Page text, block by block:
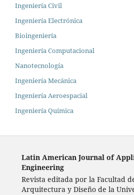
Ingeniería Civil
Ingeniería Electrónica
Bioingeniería
Ingeniería Computacional
Nanotecnología
Ingeniería Mecánica
Ingeniería Aeroespacial
Ingeniería Química
Latin American Journal of
Engineering
Revista editada por la Facultad
Arquitectura y Diseño de la